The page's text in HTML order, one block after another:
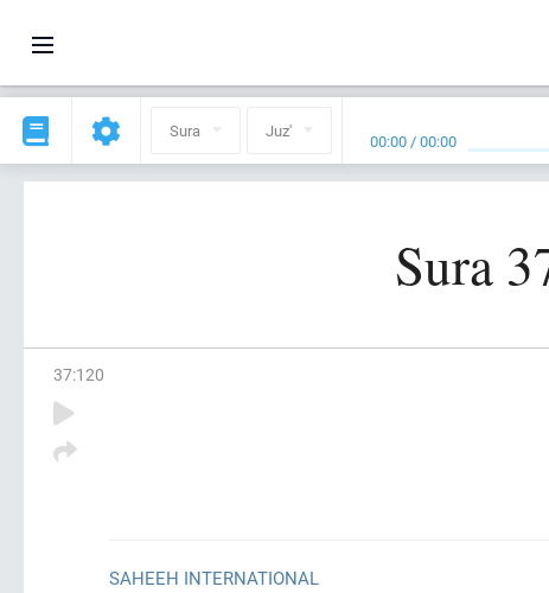
Sura Juz' 00:00 /00:00
Sura
37:120
SAHEEH INTERNATIONAL